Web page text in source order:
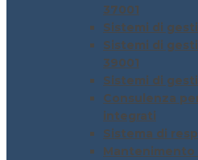
37001
Sistemi di
Sistemi di
39001
Sistemi di
Consulenza
integrati
Sistema di
Mantenimento